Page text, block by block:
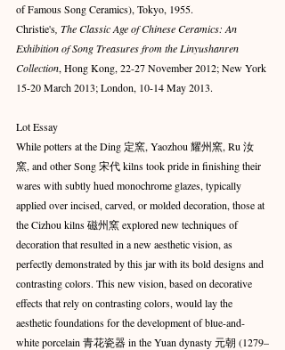
of Famous Song Ceramics), Tokyo, 1955.
Christie's , The Classic Age of Chinese Ceramics: An
Exhibition of Song Treasures from the Linyushanren
Collection, Hong Kong, 22-27 November 2012; New York
15-20 March 2013; London, 10-14 May 2013.
Lot Essay
While potters at the Ding 定窯, Yaozhou 耀州窯, Ru 汝
窯, and other Song 宋代 kilns took pride in finishing their
wares with subtly hued monochrome glazes, typically
applied over incised, carved, or molded decoration, those at
the Cizhou kilns 磁州窯 explored new techniques of
decoration that resulted in a new aesthetic vision, as
perfectly demonstrated by this jar with its bold designs and
contrasting colors. This new vision, based on decorative
effects that rely on contrasting colors, would lay the
aesthetic foundations for the development of blue-and-
white porcelain 青花瓷器 in the Yuan dynasty 元朝 (1279–